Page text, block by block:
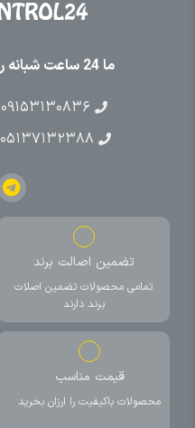
ما 24 ساعت شبانه روز در کنار شما هستیم
۰۹۱۵۳۱۳۰۸۳۶
۰۵۱۳۷۱۳۲۳۸۸
تضمین اصالت برند
تمامی محصولات تضمین اصلات
برند دارند
قیمت مناسب
محصولات باکیفیت را ارزان بخرید